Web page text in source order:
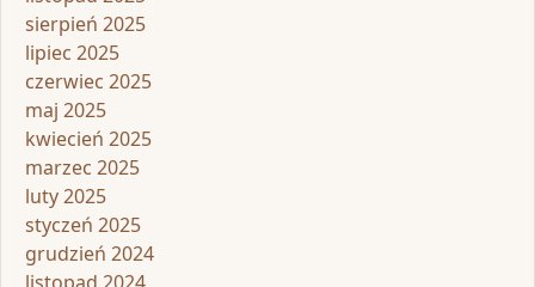
sierpień 2025
lipiec 2025
czerwiec 2025
maj 2025
kwiecień 2025
marzec 2025
luty 2025
styczeń 2025
grudzień 2024